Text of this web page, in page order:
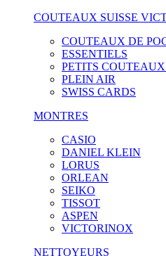
COUTEAUX SUISSE
COUTEAUX DE
ESSENTIELS
PETITS
PLEIN AIR
SWISS CARDS
MONTRES
CASIO
DANIEL KLEIN
LORUS
ORLEAN
SEIKO
TISSOT
ASPEN
VICTORINOX
NETTOYEURS